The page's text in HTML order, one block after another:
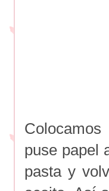
puse papel
pasta y